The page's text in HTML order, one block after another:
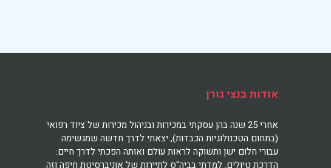
אודות בנצי גורן
אחרי 25 שנה בהן עסקתי במכירות ובניהול מכירות של ציוד רפואי
(בתחום הטכנולוגיות הכבדות), יצאתי לדרך חדשה שמגשימה
עבורי חלום ישן ותשוקה לראות עולם ואותה הפכתי לדרך חיים:
הדרכת טיולים. למדתי בביה"ס לתיירות של אוניברסיטת חיפה וזה